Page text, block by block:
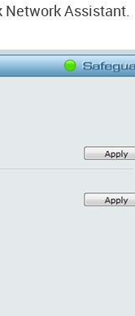
Network Assistant.